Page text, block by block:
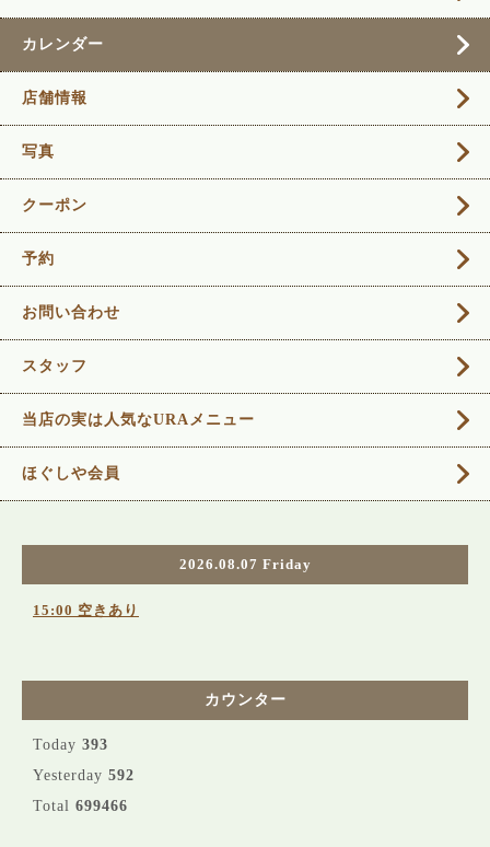
カレンダー
店舗情報
写真
クーポン
予約
お問い合わせ
スタッフ
当店の実は人気なURAメニュー
ほぐしや会員
2026.08.07 Friday
15:00 空きあり
カウンター
Today 393
Yesterday 592
Total 699466